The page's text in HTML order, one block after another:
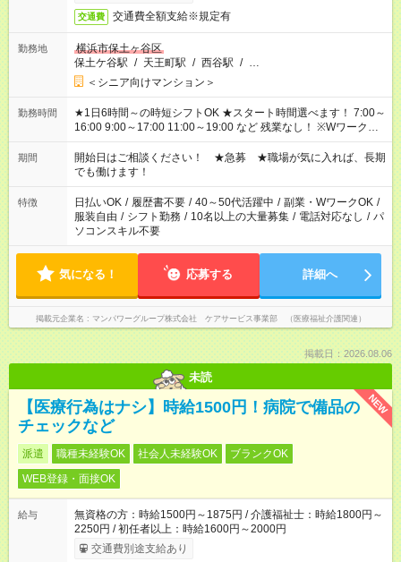
交通費 交通費全額支給※規定有
勤務地
横浜市保土ヶ谷区
保土ケ谷駅 / 天王町駅 / 西谷駅 / …
＜シニア向けマンション＞
勤務時間
★1日6時間～の時短シフトOK ★スタート時間選べます！ 7:00～
16:00 9:00～17:00 11:00～19:00 など 残業なし！ ※Wワークの
場合、他のお仕事と合わせ週40時間超の就業はご案内できませ
ん ※法令に基づき、週20時間以上勤務は社会保険への加入対象
となります ※労働者派遣法（日雇い派遣の原則禁止）により、
短時間・短期間の就業はご案内が難しい場合があります
期間
開始日はご相談ください！ ★急募 ★職場が気に入れば、長期
でも働けます！
特徴 日払いOK / 履歴書不要 / 40～50代活躍中 / 副業・WワークOK /
服装自由 / シフト勤務 / 10名以上の大量募集 / 電話対応なし / パ
ソコンスキル不要
気になる！ 応募する 詳細へ
掲載元企業名 マンパワーグループ株式会社 ケアサービス事業部 （医療福祉介護関連）
掲載日：2026.08.06
未読
NEW
【医療行為はナシ】時給1500円！病院で備品の
チェックなど
派遣 職種未経験OK 社会人未経験OK
ブランクOK
WEB登録・面接OK
給与
無資格の方：時給1500円～1875円 / 介護福祉士：時給1800円～
2250円 / 初任者以上：時給1600円～2000円
交通費別途支給あり